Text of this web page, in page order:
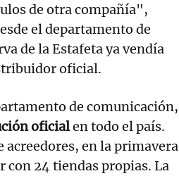
de otra compañía",
el departamento de
de la Estafeta ya vendía
oficial.
de comunicación,
oficialen todo el país.
acreedores, en la primavera
con 24 tiendas propias. La